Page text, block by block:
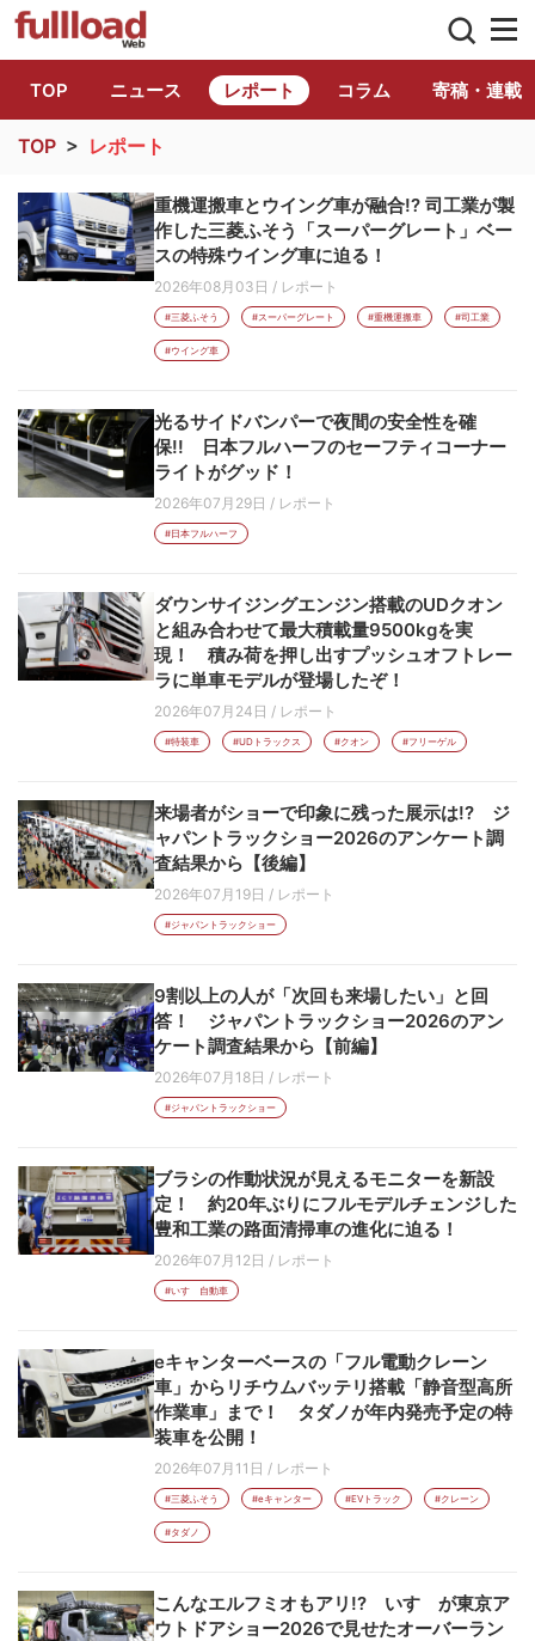
トラック総合情報誌「フルロード」公式
TOP ニュース レポート コラム 寄稿・連載
TOP > レポート
重機運搬車とウイング車が融合!? 司工業が製
作した三菱ふそう「スーパーグレート」ベー
スの特殊ウイング車に迫る！
2026年08月03日 / レポート
#三菱ふそう #スーパーグレート #重機運搬車 #司工業
#ウイング車
光るサイドバンパーで夜間の安全性を確
保!! 日本フルハーフのセーフティコーナー
ライトがグッド！
2026年07月29日 / レポート
#日本フルハーフ
ダウンサイジングエンジン搭載のUDクオン
と組み合わせて最大積載量9500kgを実
現！ 積み荷を押し出すプッシュオフトレー
ラに単車モデルが登場したぞ！
2026年07月24日 / レポート
#特装車 #UDトラックス #クオン #フリーゲル
来場者がショーで印象に残った展示は!? ジ
ャパントラックショー2026のアンケート調
査結果から【後編】
2026年07月19日 / レポート
#ジャパントラックショー
9割以上の人が「次回も来場したい」と回
答！ ジャパントラックショー2026のアン
ケート調査結果から【前編】
2026年07月18日 / レポート
#ジャパントラックショー
ブラシの作動状況が見えるモニターを新設
定！ 約20年ぶりにフルモデルチェンジした
豊和工業の路面清掃車の進化に迫る！
2026年07月12日 / レポート
#いすゞ自動車
eキャンターベースの「フル電動クレーン
車」からリチウムバッテリ搭載「静音型高所
作業車」まで！ タダノが年内発売予定の特
装車を公開！
2026年07月11日 / レポート
#三菱ふそう #eキャンター #EVトラック #クレーン
#タダノ
こんなエルフミオもアリ!? いすゞが東京ア
ウトドアショー2026で見せたオーバーラン